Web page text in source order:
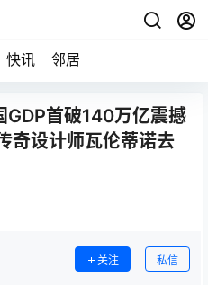
快讯 邻居
首破140万亿震撼
奇设计师瓦伦蒂诺去
关注 私信